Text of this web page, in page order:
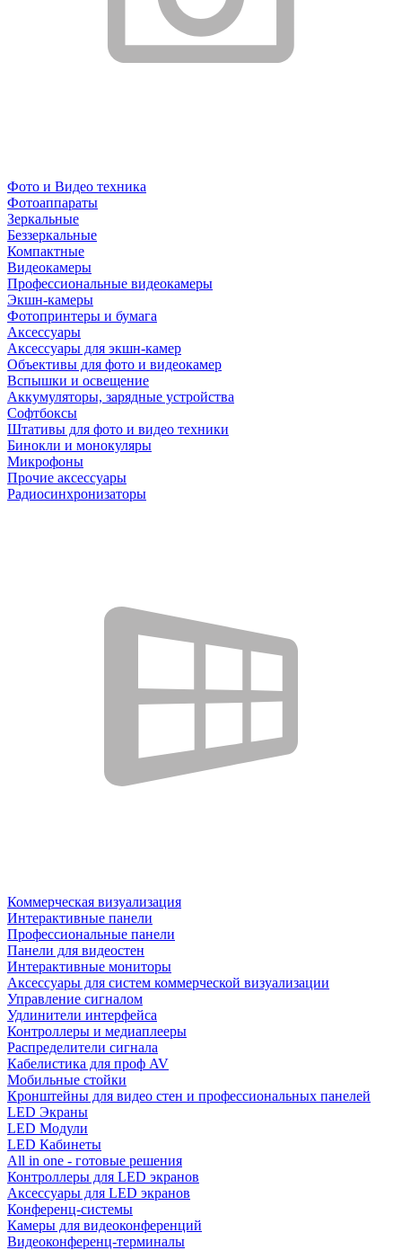
Фото и Видео техника
Фотоаппараты
Зеркальные
Беззеркальные
Компактные
Видеокамеры
Профессиональные видеокамеры
Экшн-камеры
Фотопринтеры и бумага
Аксессуары
Аксессуары для экшн-камер
Объективы для фото и видеокамер
Вспышки и освещение
Аккумуляторы, зарядные устройства
Софтбоксы
Штативы для фото и видео техники
Бинокли и монокуляры
Микрофоны
Прочие аксессуары
Радиосинхронизаторы
Коммерческая визуализация
Интерактивные панели
Профессиональные панели
Панели для видеостен
Интерактивные мониторы
Аксессуары для систем коммерческой визуализации
Управление сигналом
Удлинители интерфейса
Контроллеры и медиаплееры
Распределители сигнала
Кабелистика для проф AV
Мобильные стойки
Кронштейны для видео стен и профессиональных панелей
LED Экраны
LED Модули
LED Кабинеты
All in one - готовые решения
Контроллеры для LED экранов
Аксессуары для LED экранов
Конференц-системы
Камеры для видеоконференций
Видеоконференц-терминалы